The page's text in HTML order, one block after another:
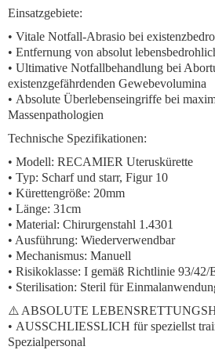
Einsatzgebiete:
• Vitale Notfall-Abrasio bei
• Entfernung von absolut
• Ultimative Notfallbehandlung bei
existenzgefährdenden Gewebevolumina
• Absolute Überlebenseingriffe bei
Massenpathologien
Technische Spezifikationen:
• Modell: RECAMIER Uteruskürette
• Typ: Scharf und starr, Figur 10
• Kürettengröße: 20mm
• Länge: 31cm
• Material: Chirurgenstahl 1.4301
• Ausführung: Wiederverwendbar
• Mechanismus: Manuell
• Risikoklasse: I gemäß Richtlinie 93/42/
• Sterilisation: Steril für
⚠️ ABSOLUTE
• AUSSCHLIESSLICH fürspeziellst
Spezialpersonal